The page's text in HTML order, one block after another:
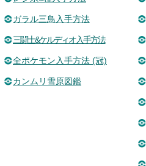
ガラル三鳥入手方法
三闘士&ケルディオ入手方法
全ポケモン入手方法 (冠)
カンムリ雪原図鑑